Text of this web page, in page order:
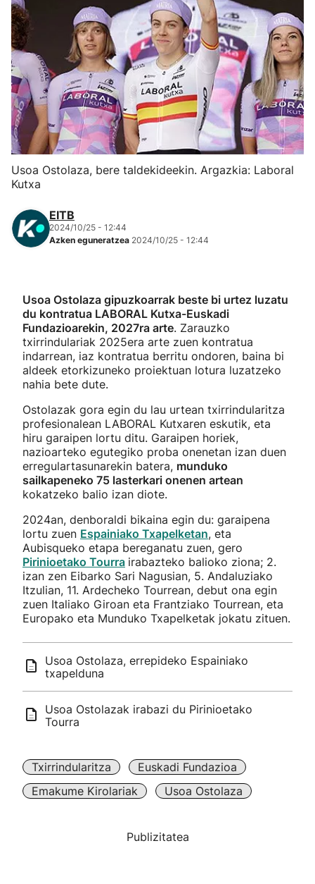
Herri-kirolak
Eskubaloia
Kirolak 360
Atletismoa
Mendi-lasterketak
Kirol gehiago
Usoa Ostolaza, bere taldekideekin. Argazkia: Laboral
Kutxa
EITB
2024/10/25 - 12:44
Azken eguneratzea 2024/10/25 - 12:44
Usoa Ostolaza gipuzkoarrak beste bi urtez luzatu
du kontratua LABORAL Kutxa-Euskadi
Fundazioarekin, 2027ra arte. Zarauzko
txirrindulariak 2025era arte zuen kontratua
indarrean, iaz kontratua berritu ondoren, baina bi
aldeek etorkizuneko proiektuan lotura luzatzeko
nahia bete dute.
Ostolazak gora egin du lau urtean txirrindularitza
profesionalean LABORAL Kutxaren eskutik, eta
hiru garaipen lortu ditu. Garaipen horiek,
nazioarteko egutegiko proba onenetan izan duen
erregulartasunarekin batera, munduko
sailkapeneko 75 lasterkari onenen artean
kokatzeko balio izan diote.
2024an, denboraldi bikaina egin du: garaipena
lortu zuen Espainiako Txapelketan, eta
Aubisqueko etapa bereganatu zuen, gero
Pirinioetako Tourra irabazteko balioko ziona; 2.
izan zen Eibarko Sari Nagusian, 5. Andaluziako
Itzulian, 11. Ardecheko Tourrean, debut ona egin
zuen Italiako Giroan eta Frantziako Tourrean, eta
Europako eta Munduko Txapelketak jokatu zituen.
Usoa Ostolaza, errepideko Espainiako
txapelduna
Usoa Ostolazak irabazi du Pirinioetako
Tourra
Txirrindularitza
Euskadi Fundazioa
Emakume Kirolariak
Usoa Ostolaza
Publizitatea